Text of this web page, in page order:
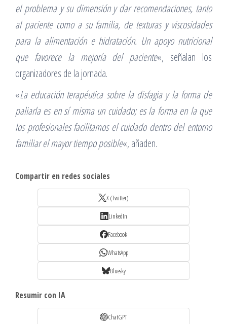
el problema y su dimensión y dar recomendaciones, tanto
al paciente como a su familia, de texturas y viscosidades
para la alimentación e hidratación. Un apoyo nutricional
que favorece la mejoría del paciente«, señalan los
organizadores de la jornada.
«La educación terapéutica sobre la disfagia y la forma de
paliarla es en sí misma un cuidado; es la forma en la que
los profesionales facilitamos el cuidado dentro del entorno
familiar el mayor tiempo posible«, añaden.
Compartir en redes sociales
X (Twitter)
LinkedIn
Facebook
WhatsApp
Bluesky
Resumir con IA
ChatGPT